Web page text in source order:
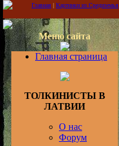
Главная | Картинки из Средиземья
Меню сайта
Главная страница
ТОЛКИНИСТЫ В
ЛАТВИИ
О нас
Форум